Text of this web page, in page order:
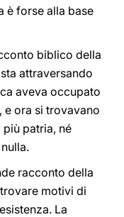
è forse alla base
biblico della
attraversando
aveva occupato
e ora si trovavano
più patria, né
racconto della
motivi di
La